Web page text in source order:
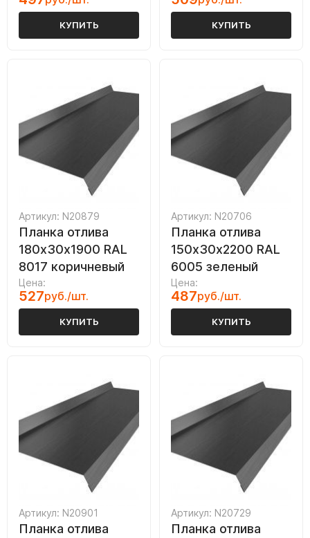
КУПИТЬ КУПИТЬ
Артикул: N20879
Планка отлива
180х30х1900 RAL
8017 коричневый
Цена:
527руб./шт.
КУПИТЬ
Артикул: N20706
Планка отлива
150х30х2200 RAL
6005 зеленый
Цена:
487руб./шт.
КУПИТЬ
Артикул: N20901
Планка отлива
Артикул: N20729
Планка отлива